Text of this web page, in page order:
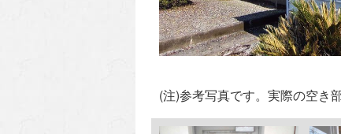
(注)参考写真です。実際の空き